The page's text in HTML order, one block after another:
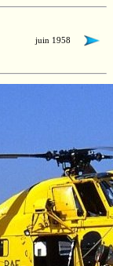
juin 1958